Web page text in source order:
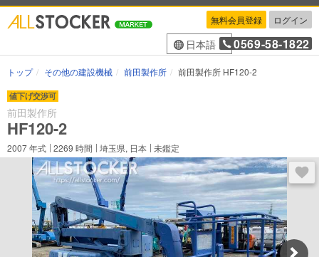
無料会員登録 ログイン
日本語 0569-58-1822
トップ その他の建設機械 前田製作所 前田製作所 HF120-2
値下げ交渉可
前田製作所
HF120-2
2007年式 2269 時間 埼玉県, 日本 未鑑定
ロ